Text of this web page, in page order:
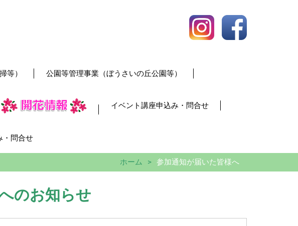
等） 公園等管理事業（ぼうさいの丘公園等）
イベント講座申込み・問合せ
・問合せ
ホーム 参加通知が届いた皆様へ
のお知らせ